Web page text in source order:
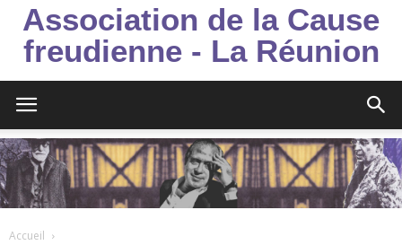
Association de la Cause
freudienne - La Réunion
Accueil